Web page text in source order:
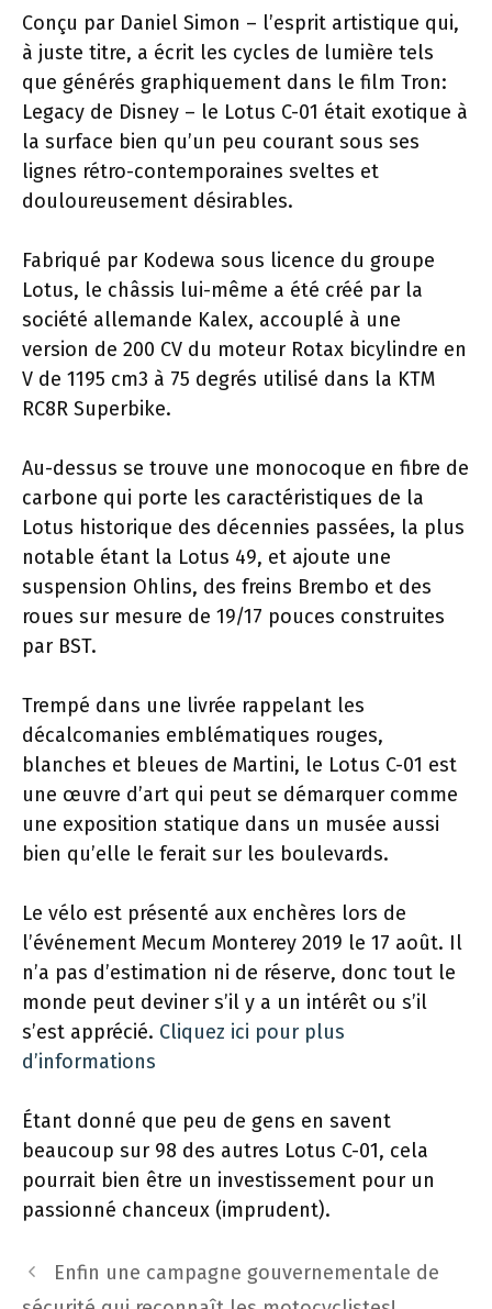
Conçu par Daniel Simon – l’esprit artistique qui,
à juste titre, a écrit les cycles de lumière tels
que générés graphiquement dans le film Tron:
Legacy de Disney – le Lotus C-01 était exotique à
la surface bien qu’un peu courant sous ses
lignes rétro-contemporaines sveltes et
douloureusement désirables.
Fabriqué par Kodewa sous licence du groupe
Lotus, le châssis lui-même a été créé par la
société allemande Kalex, accouplé à une
version de 200 CV du moteur Rotax bicylindre en
V de 1195 cm3 à 75 degrés utilisé dans la KTM
RC8R Superbike.
Au-dessus se trouve une monocoque en fibre de
carbone qui porte les caractéristiques de la
Lotus historique des décennies passées, la plus
notable étant la Lotus 49, et ajoute une
suspension Ohlins, des freins Brembo et des
roues sur mesure de 19/17 pouces construites
par BST.
Trempé dans une livrée rappelant les
décalcomanies emblématiques rouges,
blanches et bleues de Martini, le Lotus C-01 est
une œuvre d’art qui peut se démarquer comme
une exposition statique dans un musée aussi
bien qu’elle le ferait sur les boulevards.
Le vélo est présenté aux enchères lors de
l’événement Mecum Monterey 2019 le 17 août. Il
n’a pas d’estimation ni de réserve, donc tout le
monde peut deviner s’il y a un intérêt ou s’il
s’est apprécié. Cliquez ici pour plus
d’informations
Étant donné que peu de gens en savent
beaucoup sur 98 des autres Lotus C-01, cela
pourrait bien être un investissement pour un
passionné chanceux (imprudent).
Navigation
des
Enfin une campagne gouvernementale de